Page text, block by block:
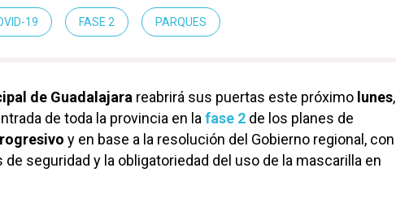
19 FASE 2 PARQUES
de Guadalajara reabrirá sus puertas este próximo lunes,
de toda la provincia en la fase 2 de los planes de
y en base a la resolución del Gobierno regional, con
seguridad y la obligatoriedad del uso de la mascarilla en